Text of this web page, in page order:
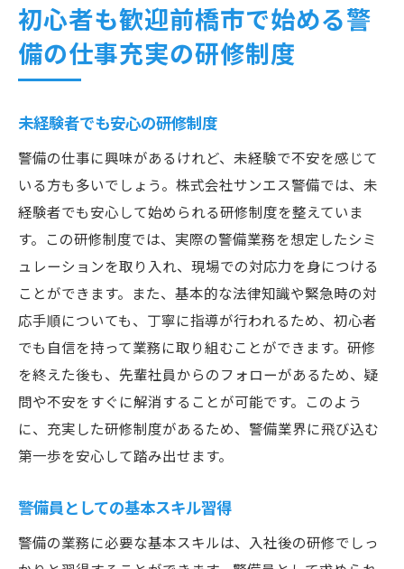
初心者も歓迎前橋市で始める警
備の仕事充実の研修制度
未経験者でも安心の研修制度
警備の仕事に興味があるけれど、未経験で不安を感じて
いる方も多いでしょう。株式会社サンエス警備では、未
経験者でも安心して始められる研修制度を整えていま
す。この研修制度では、実際の警備業務を想定したシミ
ュレーションを取り入れ、現場での対応力を身につける
ことができます。また、基本的な法律知識や緊急時の対
応手順についても、丁寧に指導が行われるため、初心者
でも自信を持って業務に取り組むことができます。研修
を終えた後も、先輩社員からのフォローがあるため、疑
問や不安をすぐに解消することが可能です。このよう
に、充実した研修制度があるため、警備業界に飛び込む
第一歩を安心して踏み出せます。
警備員としての基本スキル習得
警備の業務に必要な基本スキルは、入社後の研修でしっ